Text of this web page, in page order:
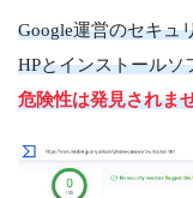
Google運営のセキュ
HPとインストールソ
危険性は発見されま